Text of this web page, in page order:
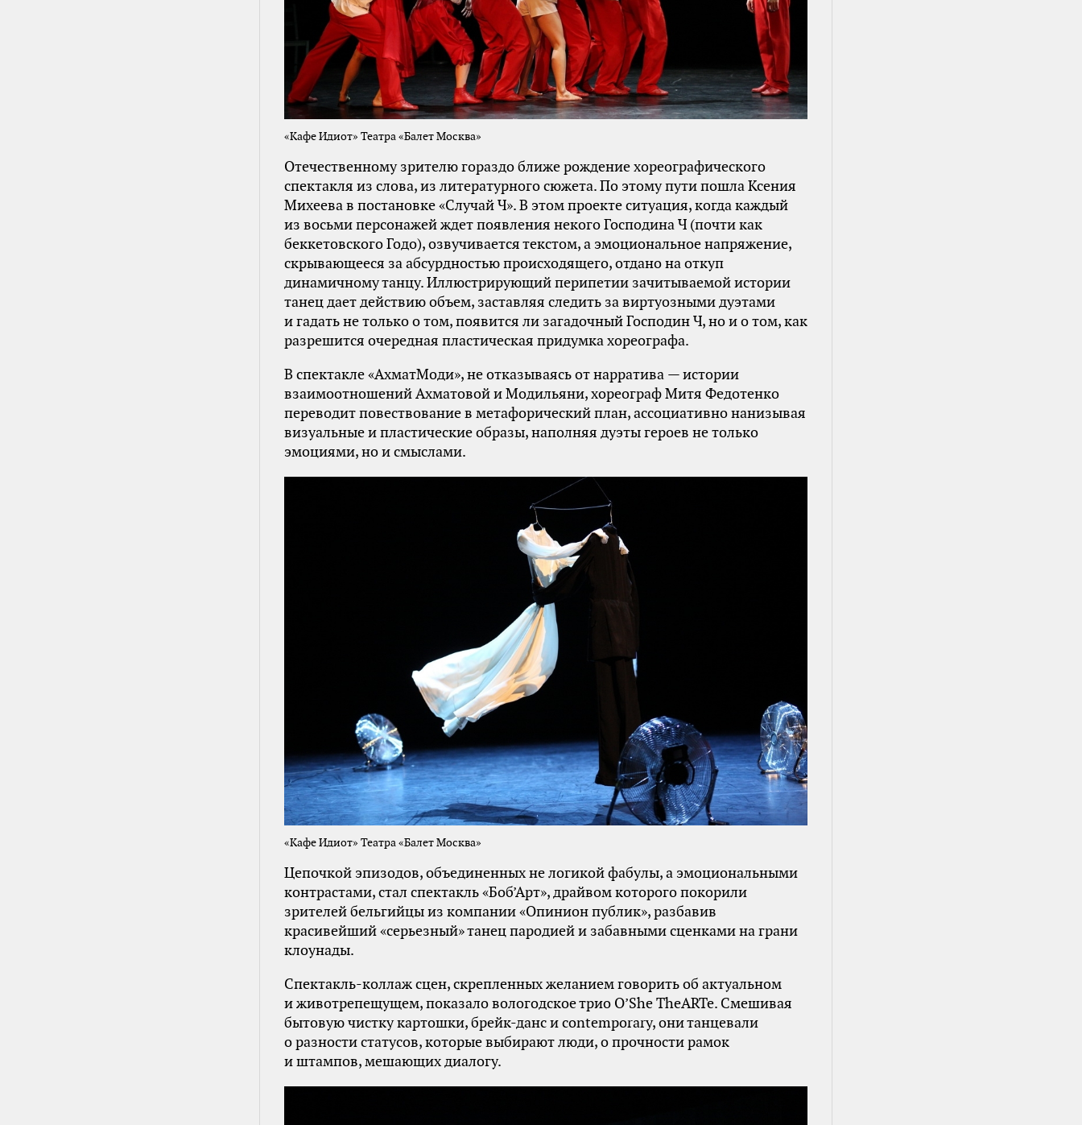
«Кафе Идиот» Театра «Балет Москва»
Отечественному зрителю гораздо ближе рождение хореографического
спектакля из слова, из литературного сюжета. По этому пути пошла Ксения
Михеева в постановке «Случай Ч». В этом проекте ситуация, когда каждый
из восьми персонажей ждет появления некого Господина Ч (почти как
беккетовского Годо), озвучивается текстом, а эмоциональное напряжение,
скрывающееся за абсурдностью происходящего, отдано на откуп
динамичному танцу. Иллюстрирующий перипетии зачитываемой истории
танец дает действию объем, заставляя следить за виртуозными дуэтами
и гадать не только о том, появится ли загадочный Господин Ч, но и о том, как
разрешится очередная пластическая придумка хореографа.
В спектакле «АхматМоди», не отказываясь от нарратива — истории
взаимоотношений Ахматовой и Модильяни, хореограф Митя Федотенко
переводит повествование в метафорический план, ассоциативно нанизывая
визуальные и пластические образы, наполняя дуэты героев не только
эмоциями, но и смыслами.
«Кафе Идиот» Театра «Балет Москва»
Цепочкой эпизодов, объединенных не логикой фабулы, а эмоциональными
контрастами, стал спектакль «Боб’Арт», драйвом которого покорили
зрителей бельгийцы из компании «Опинион публик», разбавив
красивейший «серьезный» танец пародией и забавными сценками на грани
клоунады.
Спектакль-коллаж сцен, скрепленных желанием говорить об актуальном
и животрепещущем, показало вологодское трио O’She TheARTe. Смешивая
бытовую чистку картошки, брейк-данс и contemporary, они танцевали
о разности статусов, которые выбирают люди, о прочности рамок
и штампов, мешающих диалогу.